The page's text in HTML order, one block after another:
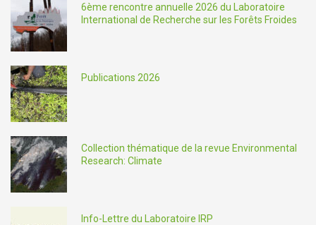
6ème rencontre annuelle 2026 du Laboratoire
International de Recherche sur les Forêts Froides
Publications 2026
Collection thématique de la revue Environmental
Research: Climate
Info-Lettre du Laboratoire IRP